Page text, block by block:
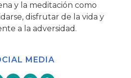
y la meditación como
disfrutar de la vida y
a la adversidad.
MEDIA